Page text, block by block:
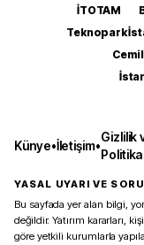
İTOTAM
Teknopark
Künye•İletişim•
Gizlilik
YASAL UYARI VE
Bu sayfada yer alan bilgi,
değildir. Yatırım kararları,
göre yetkili kurumlarla